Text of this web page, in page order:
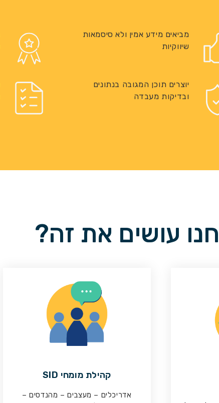
מביאים מידע אמין ולא סיסמאות
שיווקיות
יוצרים תוכן המגובה בנתונים
ובדיקות מעבדה
עושים את זה?
קהילת מומחי SID
אדריכלים – מעצבים – מהנדסים –